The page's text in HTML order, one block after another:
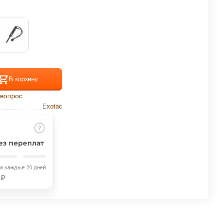
В корзину
Exotac
переплат
каждые 20 дней